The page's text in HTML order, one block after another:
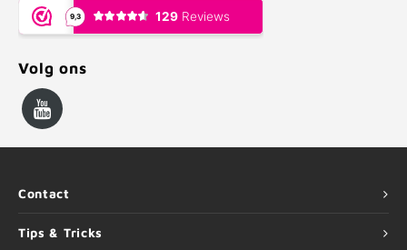
Volg ons
Contact
Tips & Tricks